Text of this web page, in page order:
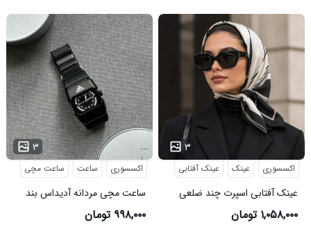
۳ ...
اکسسوری ساعت ساعت مچی
ساعت مچی مردانه آدیداس بند
استیل فنری لوکس مشکی
۹۹۸,۰۰۰ تومان
۳
اکسسوری عینک عینک آفتابی
عینک آفتابی اسپرت چند ضلعی
مدل Dior
۱,۰۵۸,۰۰۰ تومان